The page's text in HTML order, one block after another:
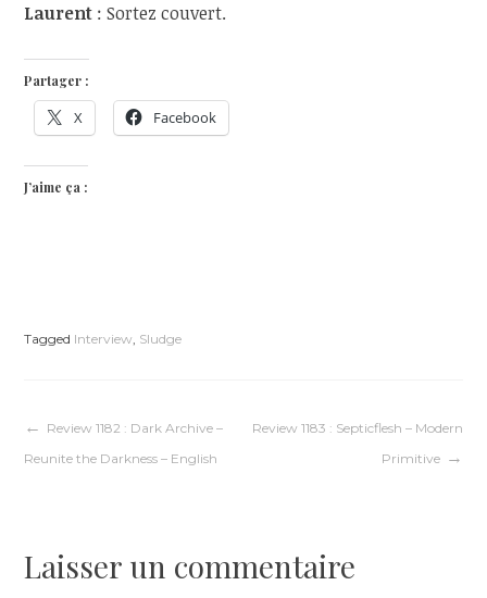
Laurent : Sortez couvert.
Partager :
X Facebook
J’aime ça :
Tagged Interview, Sludge
Navigation
l’article
Review 1182 : Dark Archive –
Reunite the Darkness – English
Review 1183 : Septicflesh – Modern
Primitive
Laisser un commentaire